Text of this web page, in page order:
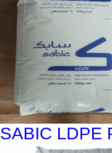
SABIC LDPE